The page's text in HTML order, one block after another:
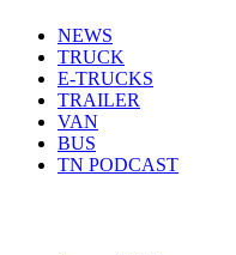
NEWS
TRUCK
E-TRUCKS
TRAILER
VAN
BUS
TN PODCAST